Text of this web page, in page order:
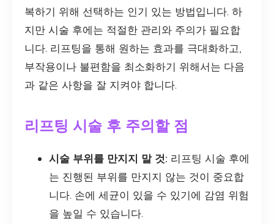
복하기 위해 선택하는 인기 있는 방법입니다. 하
지만 시술 후에는 적절한 관리와 주의가 필요합
니다. 리프팅을 통해 원하는 효과를 극대화하고,
부작용이나 불편함을 최소화하기 위해서는 다음
과 같은 사항을 잘 지켜야 합니다.
리프팅 시술 후 주의할 점
시술 부위를 만지지 말 것: 리프팅 시술 후에
는 진행된 부위를 만지지 않는 것이 중요합
니다. 손에 세균이 있을 수 있기에 감염 위험
을 높일 수 있습니다.